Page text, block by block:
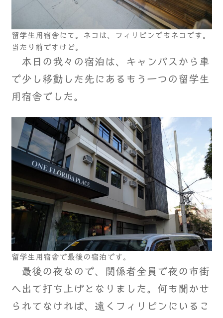
留学生用宿舎にて。ネコは、フィリピンでもネコです。
当たり前ですけど。
本日の我々の宿泊は、キャンパスから車
で少し移動した先にあるもう一つの留学生
用宿舎でした。
留学生用宿舎で最後の宿泊です。
最後の夜なので、関係者全員で夜の市街
へ出て打ち上げとなりました。何も聞かせ
られてなければ、遠くフィリピンにいるこ